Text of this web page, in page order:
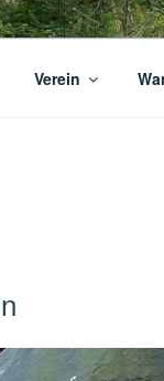
Verein